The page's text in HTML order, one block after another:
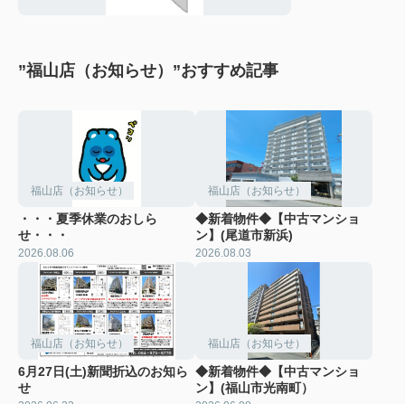
”福山店（お知らせ）”おすすめ記事
福山店（お知らせ）
・・・夏季休業のおしら
せ・・・
2026.08.06
福山店（お知らせ）
◆新着物件◆【中古マンショ
ン】(尾道市新浜)
2026.08.03
福山店（お知らせ）
6月27日(土)新聞折込のお知ら
せ
福山店（お知らせ）
◆新着物件◆【中古マンショ
ン】(福山市光南町）